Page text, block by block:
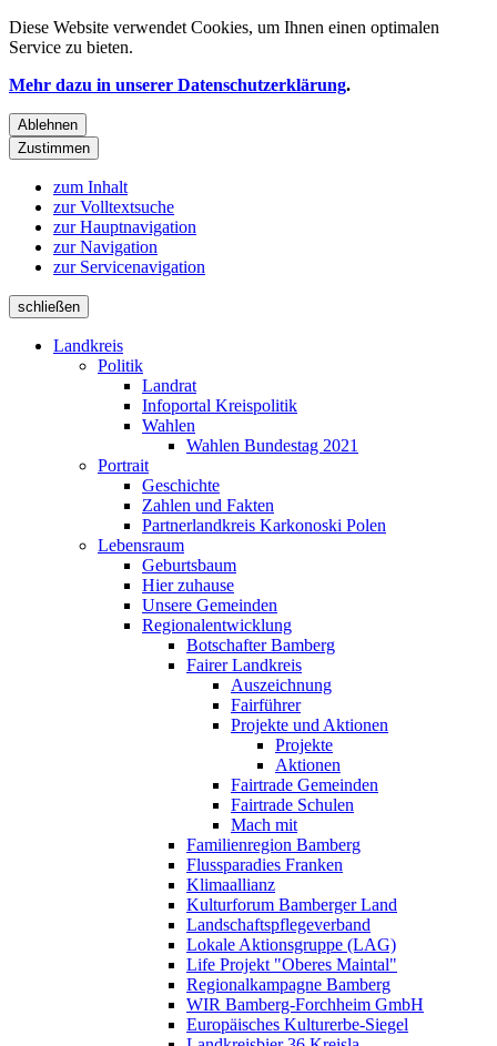
Diese Website verwendet Cookies, um Ihnen einen optimalen
Service zu bieten.
Mehr dazu in unserer Datenschutzerklärung.
Ablehnen
Zustimmen
zum Inhalt
zur Volltextsuche
zur Hauptnavigation
zur Navigation
zur Servicenavigation
schließen
Landkreis
Politik
Landrat
Infoportal Kreispolitik
Wahlen
Wahlen Bundestag 2021
Portrait
Geschichte
Zahlen und Fakten
Partnerlandkreis Karkonoski Polen
Lebensraum
Geburtsbaum
Hier zuhause
Unsere Gemeinden
Regionalentwicklung
Botschafter Bamberg
Fairer Landkreis
Auszeichnung
Fairführer
Projekte und Aktionen
Projekte
Aktionen
Fairtrade Gemeinden
Fairtrade Schulen
Mach mit
Familienregion Bamberg
Flussparadies Franken
Klimaallianz
Kulturforum Bamberger Land
Landschaftspflegeverband
Lokale Aktionsgruppe (LAG)
Life Projekt "Oberes Maintal"
Regionalkampagne Bamberg
WIR Bamberg-Forchheim GmbH
Europäisches Kulturerbe-Siegel